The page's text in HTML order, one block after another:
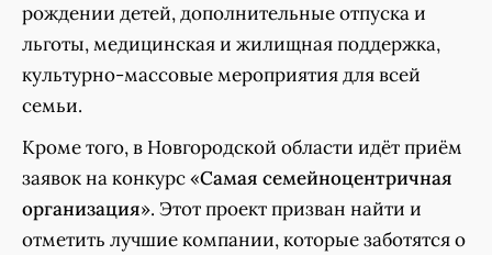
рождении детей, дополнительные отпуска и
льготы, медицинская и жилищная поддержка,
культурно-массовые мероприятия для всей
семьи.
Кроме того, в Новгородской области идёт приём
заявок на конкурс «Самая семейноцентричная
организация». Этот проект призван найти и
отметить лучшие компании, которые заботятся о